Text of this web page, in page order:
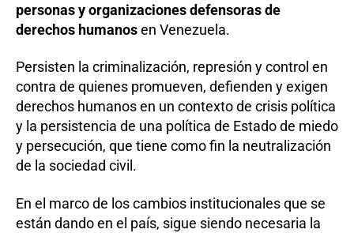
personas y organizaciones defensoras de
derechos humanosen Venezuela.
Persisten la criminalización, represión y control en
contra de quienes promueven, defienden y exigen
derechos humanos en un contexto de crisis política
y la persistencia de una política de Estado de miedo
y persecución, que tiene como fin la neutralización
de la sociedad civil.
En el marco de los cambios institucionales que se
están dando en el país, sigue siendo necesaria la